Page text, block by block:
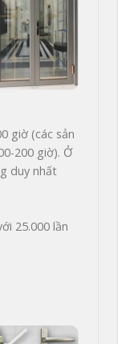
giờ (các sản
200 giờ). Ở
duy nhất
25.000 lần